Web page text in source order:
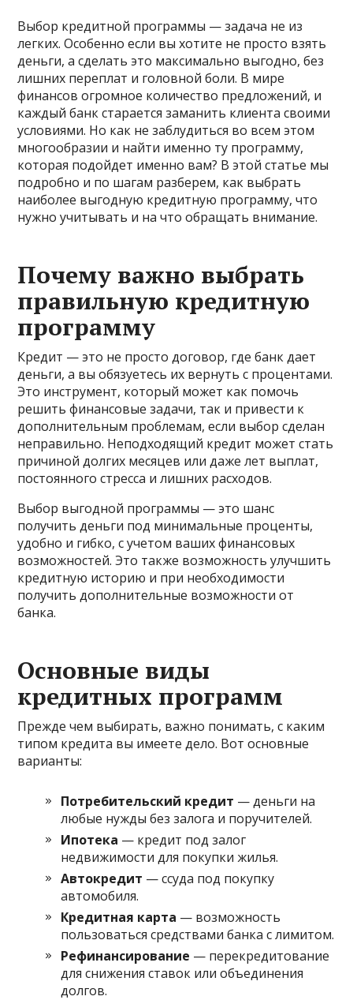
Выбор кредитной программы — задача не из
легких. Особенно если вы хотите не просто взять
деньги, а сделать это максимально выгодно, без
лишних переплат и головной боли. В мире
финансов огромное количество предложений, и
каждый банк старается заманить клиента своими
условиями. Но как не заблудиться во всем этом
многообразии и найти именно ту программу,
которая подойдет именно вам? В этой статье мы
подробно и по шагам разберем, как выбрать
наиболее выгодную кредитную программу, что
нужно учитывать и на что обращать внимание.
Почему важно выбрать
правильную кредитную
программу
Кредит — это не просто договор, где банк дает
деньги, а вы обязуетесь их вернуть с процентами.
Это инструмент, который может как помочь
решить финансовые задачи, так и привести к
дополнительным проблемам, если выбор сделан
неправильно. Неподходящий кредит может стать
причиной долгих месяцев или даже лет выплат,
постоянного стресса и лишних расходов.
Выбор выгодной программы — это шанс
получить деньги под минимальные проценты,
удобно и гибко, с учетом ваших финансовых
возможностей. Это также возможность улучшить
кредитную историю и при необходимости
получить дополнительные возможности от
банка.
Основные виды
кредитных программ
Прежде чем выбирать, важно понимать, с каким
типом кредита вы имеете дело. Вот основные
варианты:
Потребительский кредит — деньги на
любые нужды без залога и поручителей.
Ипотека — кредит под залог
недвижимости для покупки жилья.
Автокредит — ссуда под покупку
автомобиля.
Кредитная карта — возможность
пользоваться средствами банка с лимитом.
Рефинансирование — перекредитование
для снижения ставок или объединения
долгов.